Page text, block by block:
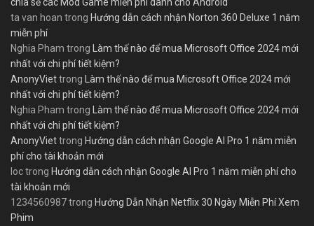
ta van hoan trong Hướng dẫn cách nhận Norton 360 Deluxe 1 năm
miễn phí
Nghia Pham trong Làm thế nào để mua Microsoft Office 2024 mới
nhất với chi phí tiết kiệm?
AnonyViettrong Làm thế nào để mua Microsoft Office 2024 mới
nhất với chi phí tiết kiệm?
Nghia Pham trong Làm thế nào để mua Microsoft Office 2024 mới
nhất với chi phí tiết kiệm?
AnonyViettrong Hướng dẫn cách nhận Google AI Pro 1 năm miễn
phí cho tài khoản mới
loctrong Hướng dẫn cách nhận Google AI Pro 1 năm miễn phí cho
tài khoản mới
1234560987trong Hướng Dẫn Nhận Netflix 30 Ngày Miễn Phí Xem
Phim